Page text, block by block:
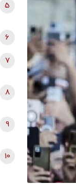
5
6
7
8
9
10